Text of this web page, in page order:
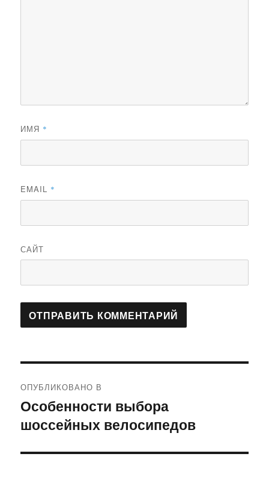
ИМЯ *
EMAIL *
САЙТ
по
записям
ОПУБЛИКОВАНО В
Особенности выбора
шоссейных велосипедов